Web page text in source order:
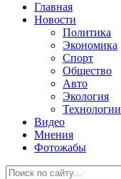
Главная
Новости
Политика
Экономика
Спорт
Общество
Авто
Экология
Технологии
Видео
Мнения
Фотожабы